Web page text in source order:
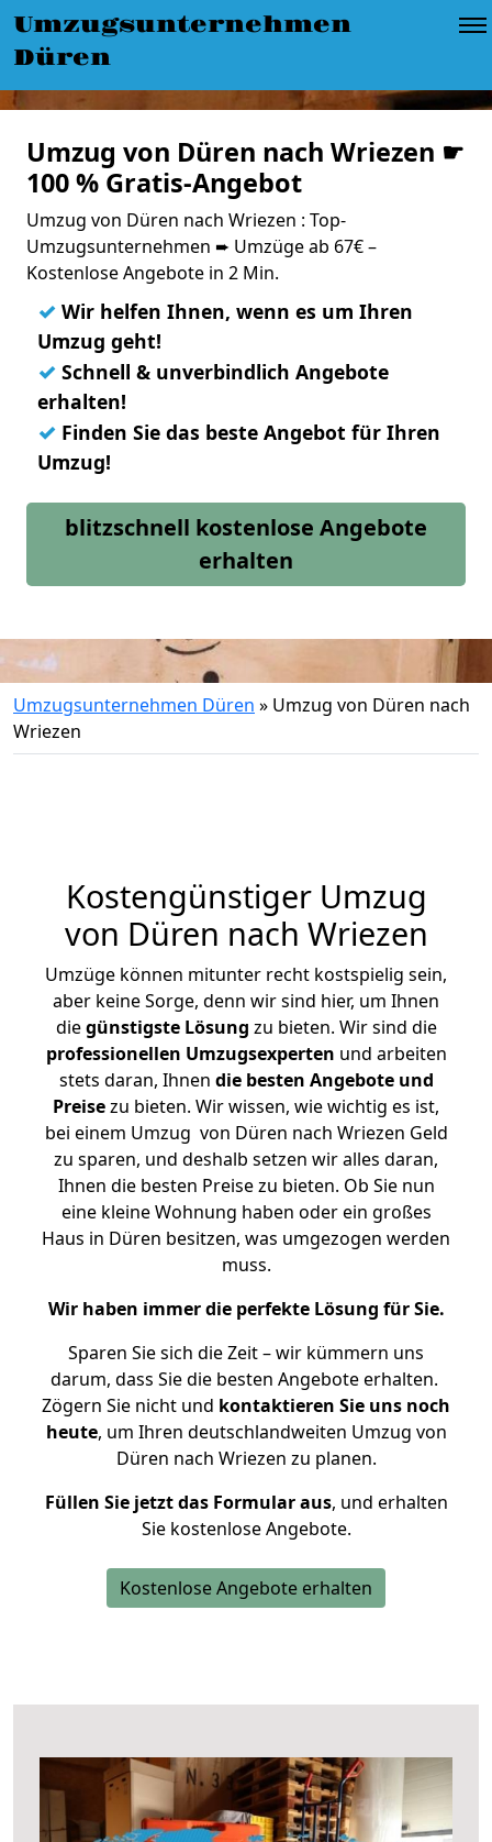
Umzugsunternehmen
Düren
Umzug von Düren nach Wriezen ☛
100 % Gratis-Angebot
Umzug von Düren nach Wriezen : Top-
Umzugsunternehmen ➨ Umzüge ab 67€ –
Kostenlose Angebote in 2 Min.
✓ Wir helfen Ihnen, wenn es um Ihren
Umzug geht!
✓ Schnell & unverbindlich Angebote
erhalten!
✓ Finden Sie das beste Angebot für Ihren
Umzug!
blitzschnell kostenlose Angebote
erhalten
Umzugsunternehmen Düren » Umzug von Düren nach
Wriezen
Kostengünstiger Umzug
von Düren nach Wriezen
Umzüge können mitunter recht kostspielig sein,
aber keine Sorge, denn wir sind hier, um Ihnen
diegünstigste Lösung zu bieten. Wir sind die
professionellen Umzugsexperten und arbeiten
stets daran, Ihnen die besten Angebote und
Preisezu bieten. Wir wissen, wie wichtig es ist,
bei einem Umzug von Düren nach Wriezen Geld
zu sparen, und deshalb setzen wir alles daran,
Ihnen die besten Preise zu bieten. Ob Sie nun
eine kleine Wohnung haben oder ein großes
Haus in Düren besitzen, was umgezogen werden
muss.
Wir haben immer die perfekte Lösung für Sie.
Sparen Sie sich die Zeit – wir kümmern uns
darum, dass Sie die besten Angebote erhalten.
Zögern Sie nicht und kontaktieren Sie uns noch
heute, um Ihren deutschlandweiten Umzug von
Düren nach Wriezen zu planen.
Füllen Sie jetzt das Formular aus, und erhalten
Sie kostenlose Angebote.
Kostenlose Angebote erhalten